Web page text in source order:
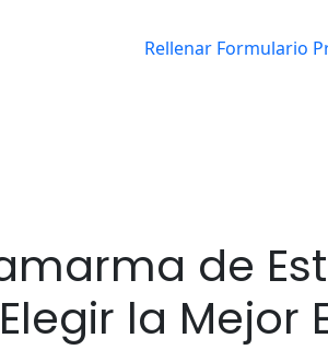
de
la Mejor